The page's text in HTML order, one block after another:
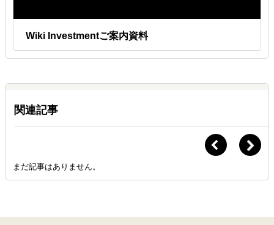
Wiki Investmentご案内資料
関連記事
まだ記事はありません。